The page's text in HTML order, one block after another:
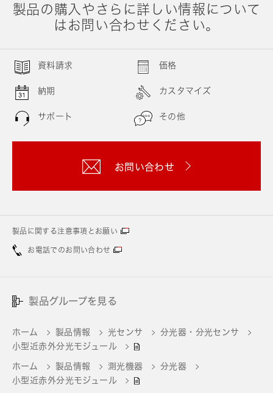
製品の購入やさらに詳しい情報について
はお問い合わせください。
資料請求 価格
納期 カスタマイズ
サポート その他
お問い合わせ
製品に関する注意事項とお願い
お電話でのお問い合わせ
製品グループを見る
ホーム 製品情報 光センサ
分光器・分光センサ
小型近赤外分光モジュール
ホーム
製品情報 測光機器
分光器
小型近赤外分光モジュール